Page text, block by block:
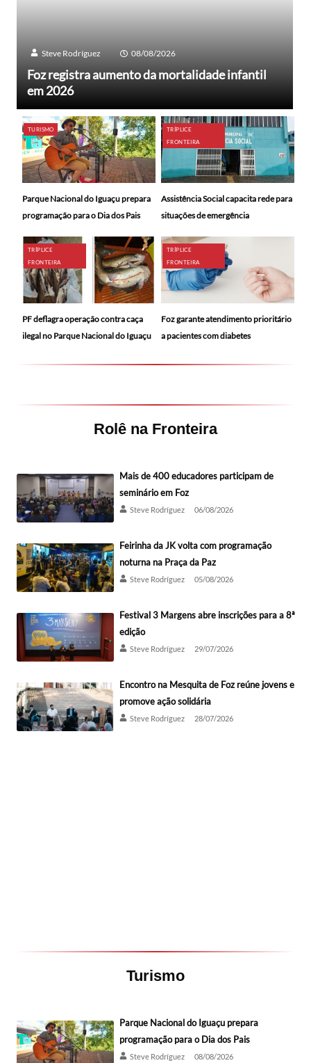
Steve Rodríguez 08/08/2026
Foz registra aumento da mortalidade infantil
em 2026
TURISMO
Parque Nacional do Iguaçu prepara
programação para o Dia dos Pais
TRÍPLICE
FRONTEIRA
Assistência Social capacita rede para
situações de emergência
TRÍPLICE
FRONTEIRA
PF deflagra operação contra caça
ilegal no Parque Nacional do Iguaçu
TRÍPLICE
FRONTEIRA
Foz garante atendimento prioritário
a pacientes com diabetes
Rolê na Fronteira
Mais de 400 educadores participam de
seminário em Foz
Steve Rodríguez 06/08/2026
Feirinha da JK volta com programação
noturna na Praça da Paz
Steve Rodríguez 05/08/2026
Festival 3 Margens abre inscrições para a 8ª
edição
Steve Rodríguez 29/07/2026
Encontro na Mesquita de Foz reúne jovens e
promove ação solidária
Steve Rodríguez 28/07/2026
Turismo
Parque Nacional do Iguaçu prepara
programação para o Dia dos Pais
Steve Rodríguez 08/08/2026